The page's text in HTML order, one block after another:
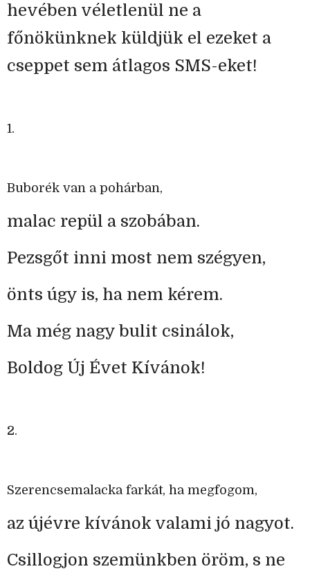
hevében véletlenül ne a
főnökünknek küldjük el ezeket a
cseppet sem átlagos SMS-eket!
1.
Buborék van a pohárban,
malac repül a szobában.
Pezsgőt inni most nem szégyen,
önts úgy is, ha nem kérem.
Ma még nagy bulit csinálok,
Boldog Új Évet Kívánok!
2.
Szerencsemalacka farkát, ha megfogom,
az újévre kívánok valami jó nagyot.
Csillogjon szemünkben öröm, s ne